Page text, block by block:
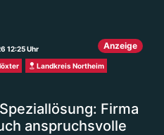
Anzeige
12:25 Uhr
Landkreis Northeim
Firma
anspruchsvolle